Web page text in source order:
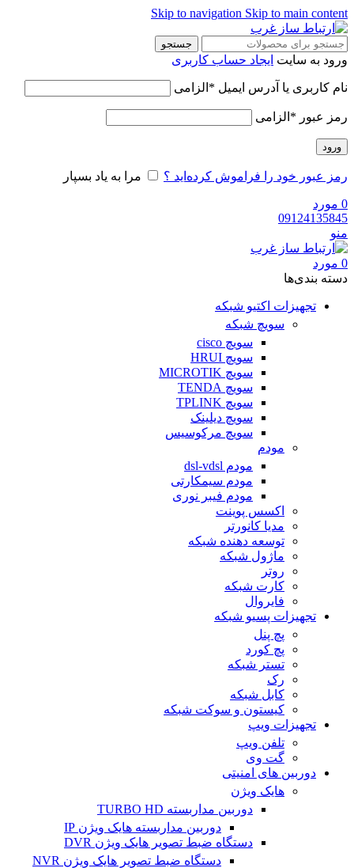
Skip to navigation Skip to main content
جستجو
ورود به سایت ایجاد حساب کاربری
نام کاربری یا آدرس ایمیل * الزامی
رمز عبور * الزامی
ورود
رمز عبور خود را فراموش کرده‌اید ؟ مرا به یاد بسپار
0 مورد
09124135845
منو
0 مورد
دسته‌ بندی‌ها
تجهیزات اکتیو شبکه
سویچ شبکه
سویچ cisco
سویچ HRUI
سویچ MICROTIK
سویچ TENDA
سویچ TPLINK
سویچ دیلینک
سویچ مرکوسیس
مودم
مودم dsl-vdsl
مودم سیمکارتی
مودم فیبر نوری
اکسس پوینت
مدیا کانورتر
توسعه دهنده شبکه
ماژول شبکه
روتر
کارت شبکه
فایروال
تجهیزات پسیو شبکه
پچ پنل
پچ کورد
تستر شبکه
رک
کابل شبکه
کیستون و سوکت شبکه
تجهیزات ویپ
تلفن ویپ
گت وی
دوربین های امنیتی
هایک ویژن
دوربین مداربسته TURBO HD
دوربین مداربسته هایک ویژن IP
دستگاه ضبط تصویر هایک ویژن DVR
دستگاه ضبط تصویر هایک ویژن NVR